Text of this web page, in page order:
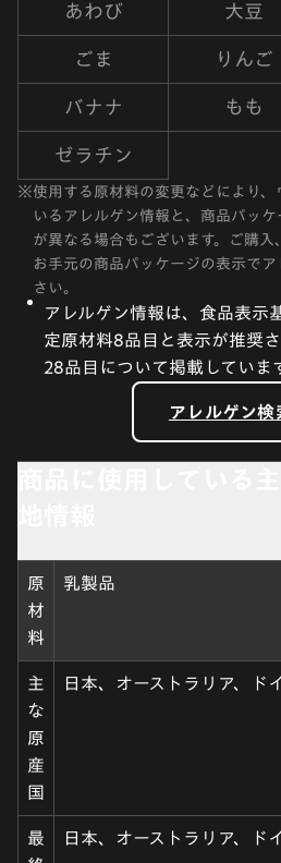
あわび 大豆
ごま りんご
バナナ もも
ゼラチン
※使用する原材料の変更などにより、
いるアレルゲン情報と、商品パッ
が異なる場合もございます。ご購入
お手元の商品パッケージの表示で
さい。
アレルゲン情報は、食品表示
定原材料8品目と表示が推奨
28品目について掲載していま
アレルゲン検
原
材
料
乳製品
主
な
原
産
国
日本、オーストラリア、ド
最
日本、オーストラリア、ド